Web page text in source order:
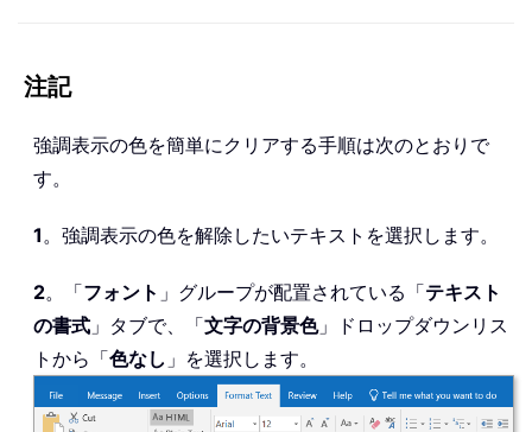
注記
強調表示の色を簡単にクリアする手順は次のとおりで
す。
1。強調表示の色を解除したいテキストを選択します。
2。「フォント 」グループが配置されている「テキスト
の書式 」タブで、「文字の背景色」ドロップダウンリス
トから「色なし 」を選択します。